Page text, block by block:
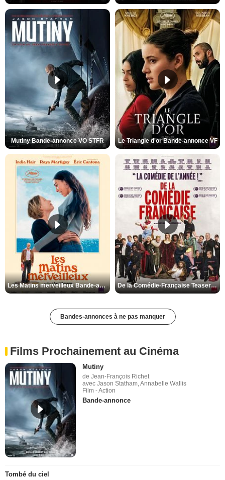
Mutiny Bande-annonce VO STFR Le Triangle d'or Bande-annonce VF
Les Matins merveilleux Bande-annonce VF De la Comédie-Française Teaser VF
Bandes-annonces à ne pas manquer
Films Prochainement au Cinéma
Mutiny
de Jean-François Richet
avec Jason Statham, Annabelle Wallis
Film - Action
Bande-annonce
Tombé du ciel